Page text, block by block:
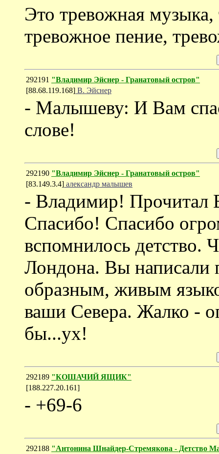
Это тревожная
тревожное пение,
292191 "Владимир Эйснер - Гранатовый остров"
[88.68.119.168] В. Эйснер
- Малышеву: И Вам
слове!
292190 "Владимир Эйснер - Гранатовый остров"
[83.149.3.4] александр малышев
- Владимир! Прочитал
Спасибо! Спасибо
вспомнилось детство.
Лондона. Вы написали
образным, живым
ваши Севера. Жалко -
бы...ух!
292189 "КОШАЧИЙ ЯЩИК"
[188.227.20.161]
- +69-6
292188 "Антонина Шнайдер-Стремякова - Детство